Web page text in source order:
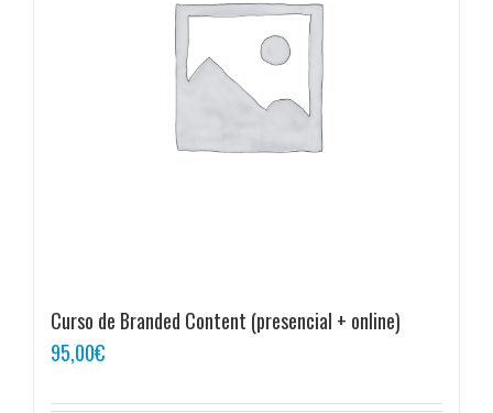
Curso de Branded Content (presencial + online)
95,00€